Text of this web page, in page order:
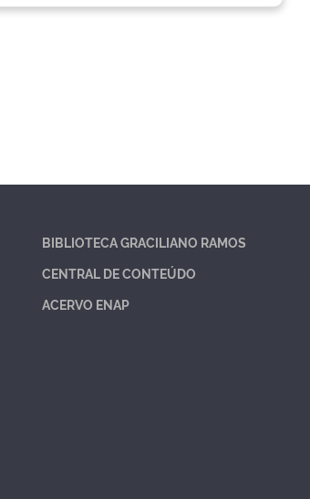
BIBLIOTECA GRACILIANO RAMOS
CENTRAL DE CONTEÚDO
ACERVO ENAP